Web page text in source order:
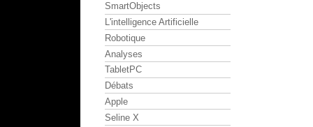
SmartObjects
L'intelligence Artificielle
Robotique
Analyses
TabletPC
Débats
Apple
Seline X